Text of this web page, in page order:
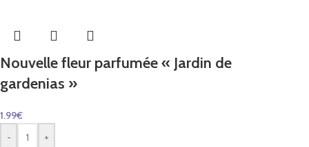
Nouvelle fleur parfumée « Jardin de
gardenias »
1.99€
-
+